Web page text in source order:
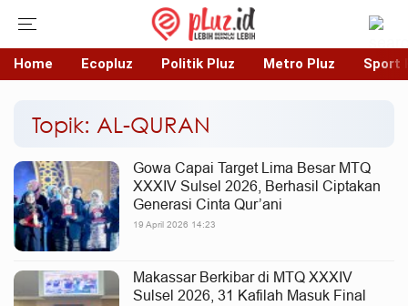
Home Ecopluz Politik Pluz Metro Pluz Sport
Topik: AL-QURAN
Gowa Capai Target Lima Besar MTQ
XXXIV Sulsel 2026, Berhasil Ciptakan
Generasi Cinta Qur’ani
19 April 2026 14:23
Makassar Berkibar di MTQ XXXIV
Sulsel 2026, 31 Kafilah Masuk Final